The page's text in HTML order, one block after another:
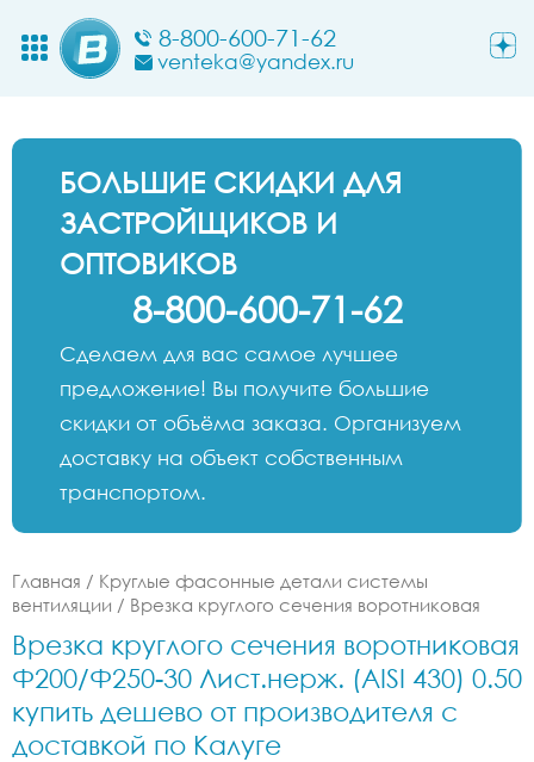
8-800-600-71-62
venteka@yandex.ru
БОЛЬШИЕ СКИДКИ ДЛЯ
ЗАСТРОЙЩИКОВ И
ОПТОВИКОВ
8-800-600-71-62
Сделаем для вас самое лучшее
предложение! Вы получите большие
скидки от объёма заказа. Организуем
доставку на объект собственным
транспортом.
Главная / Круглые фасонные детали системы
вентиляции / Врезка круглого сечения воротниковая
Врезка круглого сечения воротниковая
Ф200/Ф250-30 Лист.нерж. (AISI 430) 0.50
купить дешево от производителя с
доставкой по Калуге